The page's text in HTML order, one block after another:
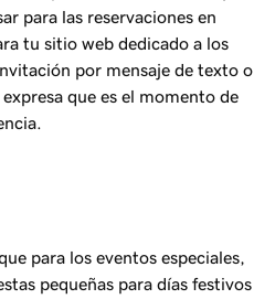
para las reservaciones en
tu sitio web dedicado a los
por mensaje de texto o
que es el momento de
para los eventos especiales,
pequeñas para días festivos